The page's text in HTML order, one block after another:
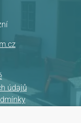
údajů